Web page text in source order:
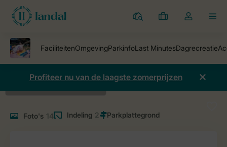
Parken
Mijn
Open
van
mijn
account
Profiteer nu van de laagste zomerprijzen
Foto's 14 Indeling 2